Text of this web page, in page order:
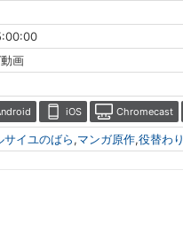
画
iOS Chromecast
サイユのばら,マンガ原作,役替わり